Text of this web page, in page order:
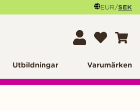
EUR/SEK
Utbildningar Varumärken